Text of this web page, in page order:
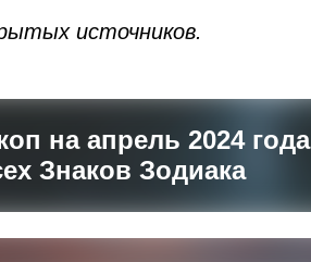
источников.
на апрель 2024 года
Знаков Зодиака